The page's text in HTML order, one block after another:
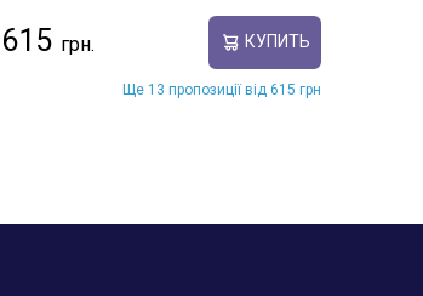
615 КУПИТЬ
Ще 13 пропозиції від 615 грн